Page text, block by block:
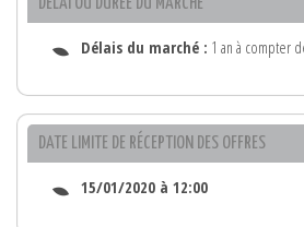
Délais du marché : 1 an à compter
DATE LIMITE DE RÉCEPTION DES OFFRES
15/01/2020 à 12:00